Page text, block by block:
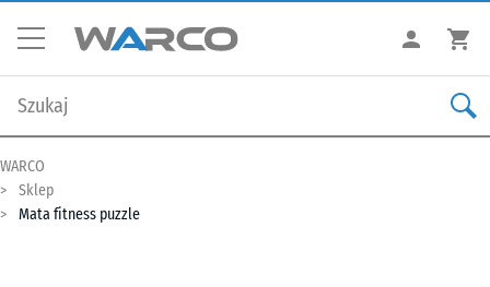
WARCO
Sklep
Mata fitness puzzle